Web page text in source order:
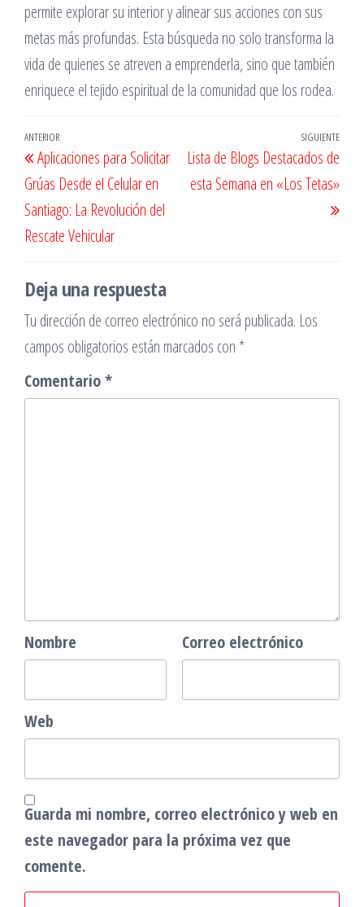
permite explorar su interior y alinear sus acciones con sus
metas más profundas. Esta búsqueda no solo transforma la
vida de quienes se atreven a emprenderla, sino que también
enriquece el tejido espiritual de la comunidad que los rodea.
Navegación
de
entradas
Entrada
anterior
ANTERIOR
Aplicaciones para Solicitar
Grúas Desde el Celular en
Santiago: La Revolución del
Rescate Vehicular
SIGUIENTE
Lista de Blogs Destacados de
esta Semana en «Los Tetas»
Deja una respuesta
Tu dirección de correo electrónico no será publicada. Los
campos obligatorios están marcados con *
Comentario*
Nombre Correo electrónico
Web
Guarda mi nombre, correo electrónico y web en
este navegador para la próxima vez que
comente.